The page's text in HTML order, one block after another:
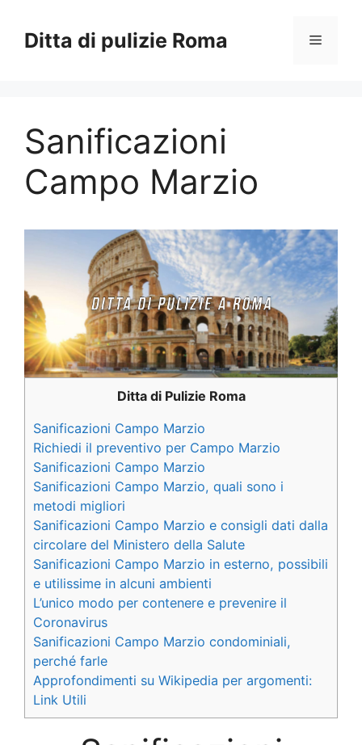
contenuto
Ditta di pulizie Roma Menu
Sanificazioni
Campo Marzio
Ditta di Pulizie Roma
Sanificazioni Campo Marzio
Richiedi il preventivo per Campo Marzio
Sanificazioni Campo Marzio
Sanificazioni Campo Marzio, quali sono i
metodi migliori
Sanificazioni Campo Marzio e consigli dati dalla
circolare del Ministero della Salute
Sanificazioni Campo Marzio in esterno, possibili
e utilissime in alcuni ambienti
L’unico modo per contenere e prevenire il
Coronavirus
Sanificazioni Campo Marzio condominiali,
perché farle
Approfondimenti su Wikipedia per argomenti:
Link Utili